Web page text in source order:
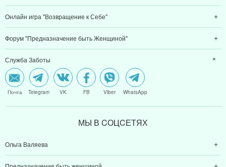
Онлайн игра "Возвращение к Себе"
Форум "Предназначение быть Женщиной"
Служба Заботы
Почта Telegram VK FB Viber WhatsApp
МЫ В CОЦCЕТЯХ
Ольга Валяева